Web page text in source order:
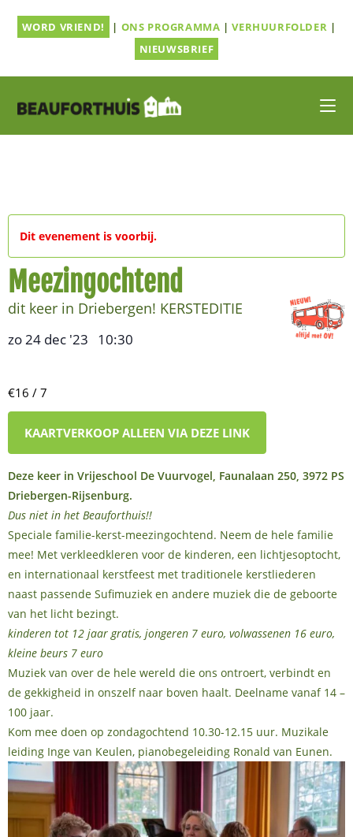
naarWORD VRIEND! | ONS PROGRAMMA |VERHUURFOLDER |
NIEUWSBRIEF
Dit evenement is voorbij.
Meezingochtend
dit keer in Driebergen! KERSTEDITIE
zo 24 dec '23 10:30
€16 / 7
KAARTVERKOOP ALLEEN VIA DEZE LINK
Deze keer in Vrijeschool De Vuurvogel, Faunalaan 250, 3972 PS
Driebergen-Rijsenburg.
Dus niet in het Beauforthuis!!
Speciale familie-kerst-meezingochtend. Neem de hele familie
mee! Met verkleedkleren voor de kinderen, een lichtjesoptocht,
en internationaal kerstfeest met traditionele kerstliederen
naast passende Sufimuziek en andere muziek die de geboorte
van het licht bezingt.
kinderen tot 12 jaar gratis, jongeren 7 euro, volwassenen 16 euro,
kleine beurs 7 euro
Muziek van over de hele wereld die ons ontroert, verbindt en
de gekkigheid in onszelf naar boven haalt. Deelname vanaf 14 –
100 jaar.
Kom mee doen op zondagochtend 10.30-12.15 uur. Muzikale
leiding Inge van Keulen, pianobegeleiding Ronald van Eunen.